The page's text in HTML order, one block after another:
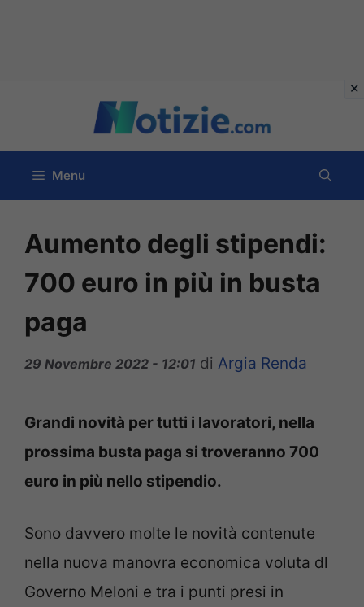
contenuto
Menu
Aumento degli stipendi:
700 euro in più in busta
paga
29 Novembre 2022 - 12:01 di Argia Renda
Grandi novità per tutti i lavoratori, nella
prossima busta paga si troveranno 700
euro in più nello stipendio.
Sono davvero molte le novità contenute
nella nuova manovra economica voluta dl
Governo Meloni e tra i punti presi in